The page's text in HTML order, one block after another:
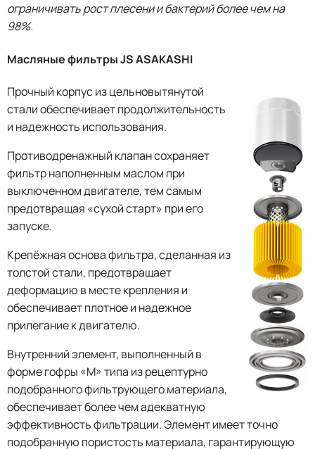
ограничивать рост плесени и бактерий более чем на
98%.
Масляные фильтры JS ASAKASHI
Прочный корпус из цельновытянутой
стали обеспечивает продолжительность
и надежность использования.
Противодренажный клапан сохраняет
фильтр наполненным маслом при
выключенном двигателе, тем самым
предотвращая «сухой старт» при его
запуске.
Крепёжная основа фильтра, сделанная из
толстой стали, предотвращает
деформацию в месте крепления и
обеспечивает плотное и надежное
прилегание к двигателю.
Внутренний элемент, выполненный в
форме гофры «М» типа из рецептурно
подобранного фильтрующего материала,
обеспечивает более чем адекватную
эффективность фильтрации. Элемент имеет точно
подобранную пористость материала, гарантирующую